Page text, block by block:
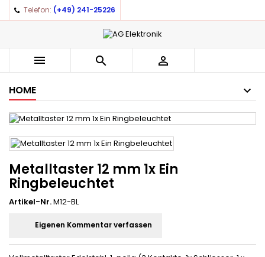
Telefon: (+49) 241-25226
  
HOME
Metalltaster 12 mm 1x Ein
Ringbeleuchtet
Artikel-Nr.M12-BL
Eigenen Kommentar verfassen